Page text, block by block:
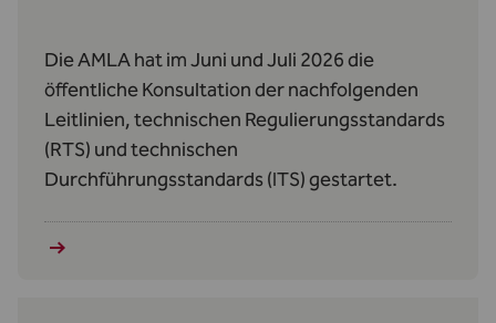
Die AMLA hat im Juni und Juli 2026 die
öffentliche Konsultation der nachfolgenden
Leitlinien, technischen Regulierungsstandards
(RTS) und technischen
Durchführungsstandards (ITS) gestartet.